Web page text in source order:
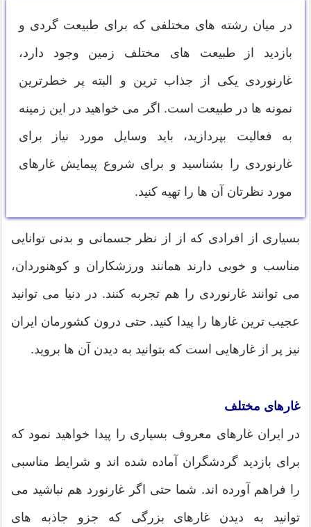
در میان رشته های مختلفی که برای طبیعت گردی و
بازدید از طبیعت های مختلف زمین وجود دارد،
غارنوردی یکی از جذاب ترین و البته پر خطرترین
نمونه ها در طبیعت است. اگر می خواهید در این زمینه
به فعالیت بپردازید، باید وسایل مورد نیاز برای
غارنوردی را بشناسید و برای شروع پیمایش غارهای
مورد نظرتان آن ها را تهیه کنید.
بسیاری از افرادی که از از نظر جسمانی و بدنی توانایی
مناسب و خوبی دارند همانند ورزشکاران و کوهنوردان،
می توانند غارنوردی را هم تجربه کنند. در دنیا می توانید
عجیب ترین غارها را پیدا کنید. حتی درون کشورمان ایران
نیز پر از غارهایی است که بتوانید به دیدن آن ها بروید.
غارهای مختلف
در ایران غارهای معروف بسیاری را پیدا خواهید نمود که
برای بازدید گردشگران آماده شده اند و شرایط مناسبی
را فراهم آورده اند. شما حتی اگر غارنورد هم نباشید می
توانید به دیدن غارهای بزرگی که جزو جاذبه های